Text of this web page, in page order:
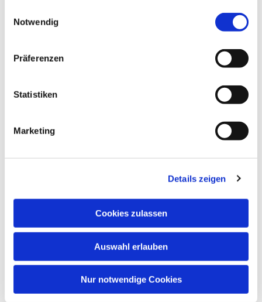
Notwendig
Präferenzen
Statistiken
Marketing
Details zeigen
Cookies zulassen
Auswahl erlauben
Nur notwendige Cookies
Ausbildung
-- C-Kurs
-- D-Kurs
Chöre
Besondere Veranstaltungen